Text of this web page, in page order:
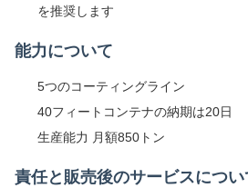
を推奨します
能力について
5つのコーティングライン
40フィートコンテナの納期は20日
生産能力 月額850トン
責任と販売後のサービスについ